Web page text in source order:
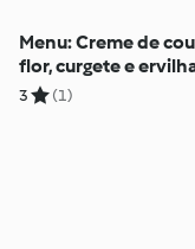
Menu: Creme de
flor, curgete e
truta em presunto
3 (1)